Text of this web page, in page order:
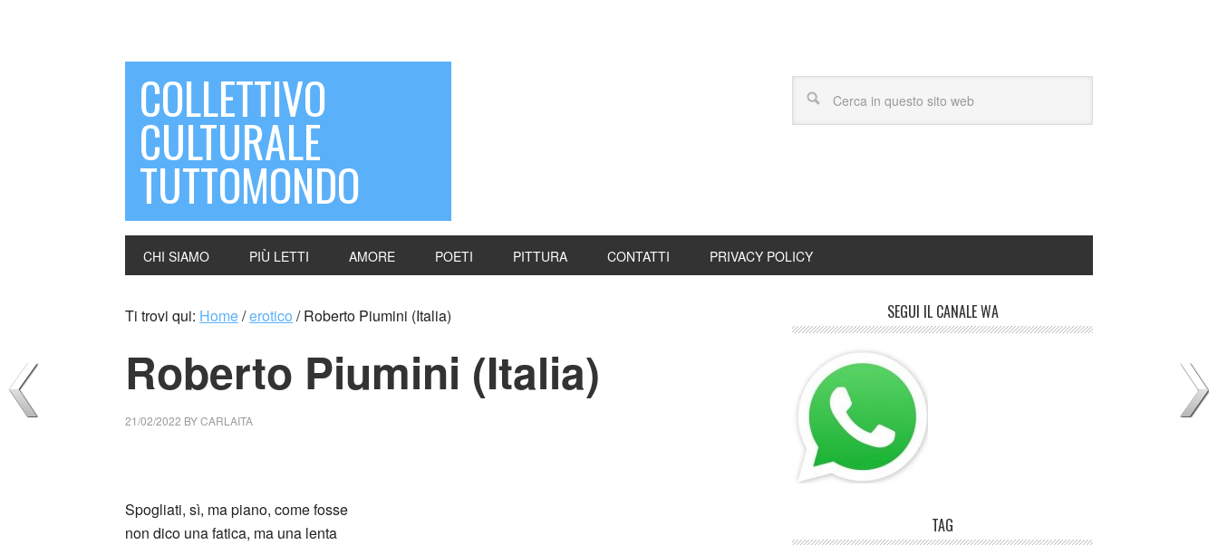
COLLETTIVO
CULTURALE
TUTTOMONDO
CHI SIAMO PIÙ LETTI AMORE POETI PITTURA CONTATTI PRIVACY POLICY
Ti trovi qui: Home/erotico /Roberto Piumini (Italia)
Roberto Piumini (Italia)
21/02/2022 BYCARLAITA
Spogliati, sì, ma piano, come fosse
non dico una fatica, ma una lenta
SEGUI IL CANALE WA
TAG